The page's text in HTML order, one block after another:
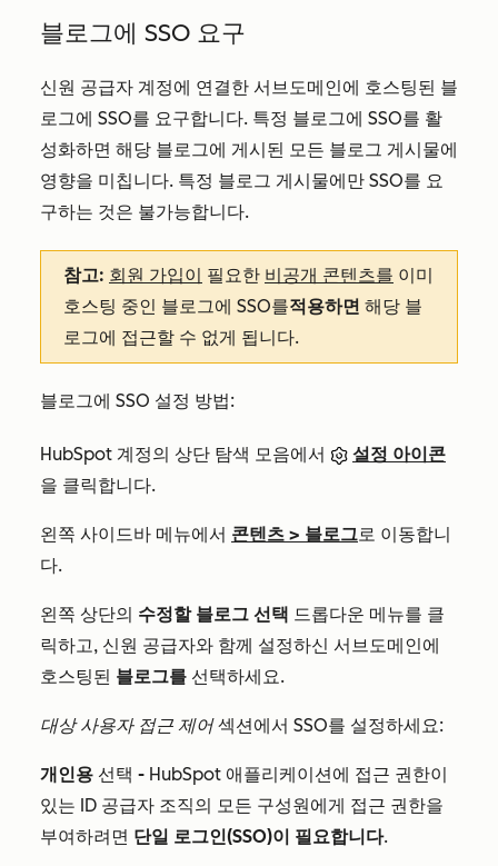
블로그에 SSO 요구
신원 공급자 계정에 연결한 서브도메인에 호스팅된 블
로그에 SSO를 요구합니다. 특정 블로그에 SSO를 활
성화하면 해당 블로그에 게시된 모든 블로그 게시물에
영향을 미칩니다. 특정 블로그 게시물에만 SSO를 요
구하는 것은 불가능합니다.
참고: 회원 가입이 필요한 비공개 콘텐츠를 이미
호스팅 중인 블로그에 SSO를적용하면 해당 블
로그에 접근할 수 없게 됩니다.
블로그에 SSO 설정 방법:
HubSpot 계정의 상단 탐색 모음에서
설정 아이콘
을 클릭합니다.
왼쪽 사이드바 메뉴에서 콘텐츠 > 블로그로 이동합니
다.
왼쪽 상단의 수정할 블로그 선택 드롭다운 메뉴를 클
릭하고, 신원 공급자와 함께 설정하신 서브도메인에
호스팅된 블로그를 선택하세요.
대상 사용자 접근 제어섹션에서 SSO를 설정하세요:
개인용 선택 - HubSpot 애플리케이션에 접근 권한이
있는 ID 공급자 조직의 모든 구성원에게 접근 권한을
부여하려면 단일 로그인(SSO)이 필요합니다.